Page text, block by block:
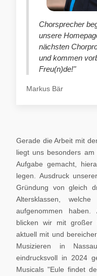
Chorsprecher
unsere
nächsten
und kommen
Freu(n)de!"
Markus Bär
Gerade die Arbeit mit
liegt uns besonders
Aufgabe gemacht,
legen. Ausdruck
Gründung von gleich
Altersklassen,
aufgenommen
blicken wir mit großer
aktuell mit und
Musizieren in
eindrucksvoll in 2024
Musicals "Eule findet